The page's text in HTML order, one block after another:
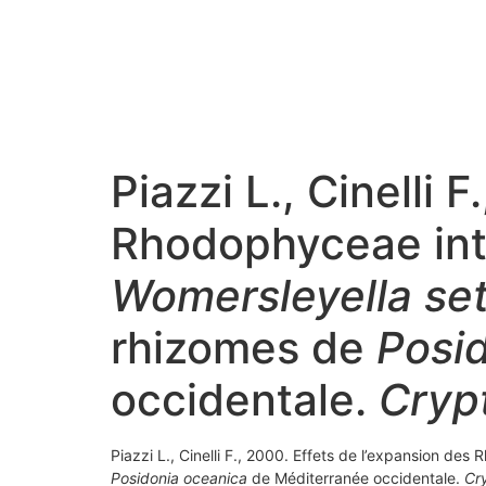
Piazzi L., Cinelli
Rhodophyceae
Womersleyella
rhizomes de
occidentale.
Piazzi L., Cinelli F., 2000. Effets de l’expansion des
Posidonia oceanica de Méditerranée occidentale.